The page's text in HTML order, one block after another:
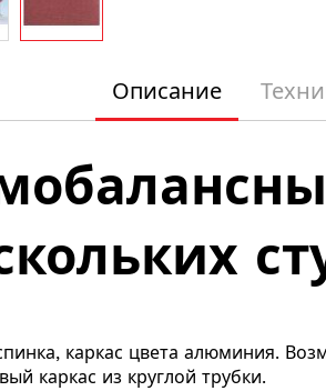
Описание
каркас цвета алюминия.
каркас из круглой трубки.